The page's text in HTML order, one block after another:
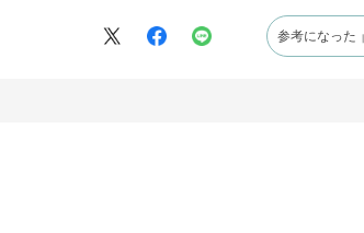
参考になった